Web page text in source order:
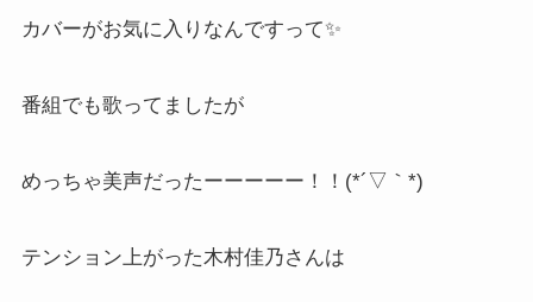
カバーがお気に入りなんですって✨
番組でも歌ってましたが
めっちゃ美声だったーーーーー！！(*´▽｀*)
テンション上がった木村佳乃さんは